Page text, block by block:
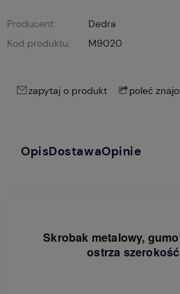
Producent:
Dedra
Kod produktu:
M9020
zapytaj o produkt poleć
OpisDostawaOpinie
Skrobak metalowy,
ostrza